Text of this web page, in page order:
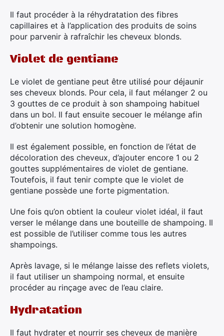
Il faut procéder à la réhydratation des fibres
capillaires et à l’application des produits de soins
pour parvenir à rafraîchir les cheveux blonds.
Violet de gentiane
Le violet de gentiane peut être utilisé pour déjaunir
ses cheveux blonds. Pour cela, il faut mélanger 2 ou
3 gouttes de ce produit à son shampoing habituel
dans un bol. Il faut ensuite secouer le mélange afin
d’obtenir une solution homogène.
Il est également possible, en fonction de l’état de
décoloration des cheveux, d’ajouter encore 1 ou 2
gouttes supplémentaires de violet de gentiane.
Toutefois, il faut tenir compte que le violet de
gentiane possède une forte pigmentation.
Une fois qu’on obtient la couleur violet idéal, il faut
verser le mélange dans une bouteille de shampoing. Il
est possible de l’utiliser comme tous les autres
shampoings.
Après lavage, si le mélange laisse des reflets violets,
il faut utiliser un shampoing normal, et ensuite
procéder au rinçage avec de l’eau claire.
Hydratation
Il faut hydrater et nourrir ses cheveux de manière